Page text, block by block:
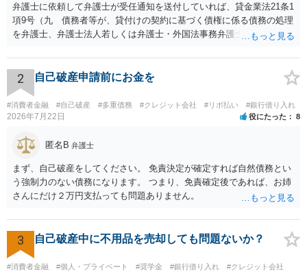
弁護士に依頼して弁護士が受任通知を送付していれば、貸金業法21条1
項9号（九 債務者等が、貸付けの契約に基づく債権に係る債務の処理
を弁護士、弁護士法人若しくは弁護士・外国法事務弁護士共同法人若
等」という。）に委託し、又はその処理のため必要な裁判所における
民事事件に関する手続をとり、弁護士等又は裁判所から書面によりそ
の旨の通知があつた場合において、正当な理由がないのに、債務者等
に対し、電話をかけ、電報を送達し、若しくはファクシミリ装置を用
いて送信し、又は訪問する方法により、当該債務を弁済することを要
かわらず、更にこれらの方法で当該債務を弁済することを要求するこ
と。）に違反しています。監督官庁に行政処分を求める、裁判所に仮
処分申請、不退去罪が成立すれば警察に通報などの対応が考えられま
す。ご参考にしてください。
2 自己破産申請前にお金を
#消費者金融 #自己破産 #多重債務 #クレジット会社 #リボ払い #銀行借り入れ
2026年7月22日 役にたった 8
匿名B 弁護士
まず、自己破産をしてください。 免責決定が確定すれば自然債務とい
う強制力のない債務になります。 つまり、免責確定後であれば、お姉
さんにだけ２万円支払っても問題ありません。
3 自己破産中に不用品を売却しても問題ないか？
#消費者金融 #個人・プライベート #奨学金 #銀行借り入れ
#クレジット会社